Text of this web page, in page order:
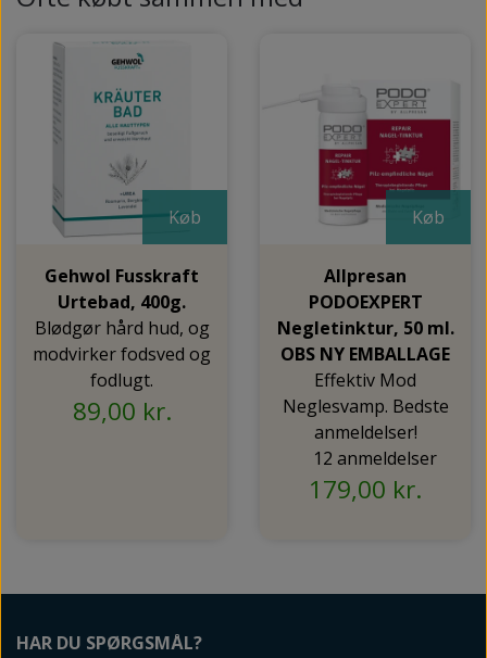
Køb
Gehwol Fusskraft
Urtebad, 400g.
Blødgør hård hud, og
modvirker fodsved og
fodlugt.
89,00 kr.
Køb
Allpresan
PODOEXPERT
Negletinktur, 50 ml.
OBS NY EMBALLAGE
Effektiv Mod
Neglesvamp. Bedste
anmeldelser!
12 anmeldelser
179,00 kr.
HAR DU SPØRGSMÅL?